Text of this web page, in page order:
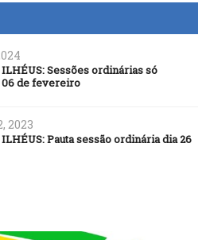
Sessões ordinárias só
de fevereiro
2023
Pauta sessão ordinária dia 26